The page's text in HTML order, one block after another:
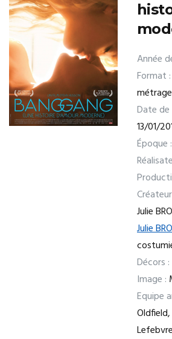
Année
Format :
métrage
Date
13/01/
Époque :
Julie
Julie
Décors :
Image :
Equipe